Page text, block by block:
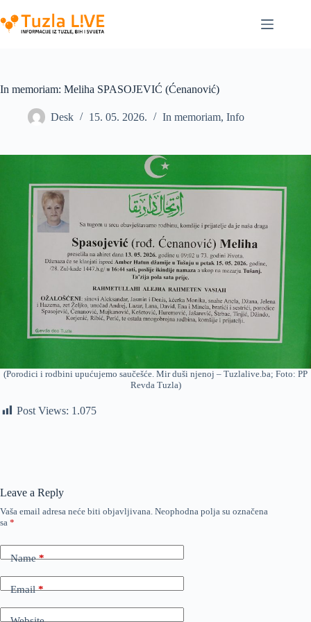
to
content
In memoriam: Meliha SPASOJEVIĆ (Ćenanović)
Desk 15. 05. 2026. In memoriam, Info
(Porodici i rodbini upućujemo saučešće. Mir duši njenoj – Tuzlalive.ba; Foto: PP
Revda Tuzla)
Post Views: 1.075
Leave a Reply
Vaša email adresa neće biti objavljivana. Neophodna polja su označena
sa *
Name*
Email*